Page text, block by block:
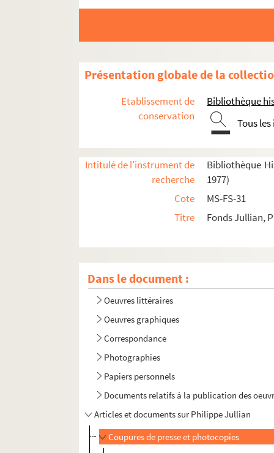
Présentation globale de la
Etablissement de
conservation
Bibliothèque
Tous
Intitulé de l'instrument de
recherche
Bibliothèque
1977)
Cote
MS-FS-31
Titre
Fonds Jullian,
Dans le document :
Oeuvres littéraires
Oeuvres graphiques
Correspondance
Photographies
Papiers personnels
Documents relatifs à la publication des
Articles et documents sur Philippe Jullian
Coupures de presse et photocopies